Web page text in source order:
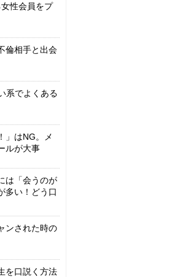
性会員をプ
倫相手と出会
系でよくある
」はNG。メ
ルが大事
は「会うのが
多い！どう口
ンされた時の
を口説く方法